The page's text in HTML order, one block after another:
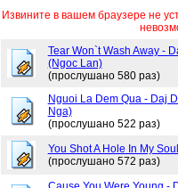
Извините в вашем браузере не
Tear Won`t Wash Away -
(Ngoc Lan)
(прослушано 580 раз)
Nguoi La Dem Qua - Daj
Nga)
(прослушано 522 раз)
You Shot A Hole In My
(прослушано 572 раз)